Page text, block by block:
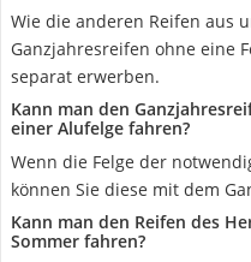
Wie die anderen Reifen aus
Ganzjahresreifen ohne eine
separat erwerben.
Kann man den
einer Alufelge fahren?
Wenn die Felge der
können Sie diese mit dem
Kann man den Reifen des
Sommer fahren?